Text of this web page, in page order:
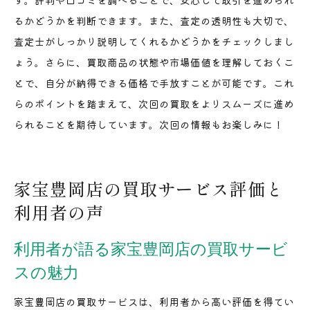
るかどうかを判断できます。また、査定の透明性も大切で、
査定士がしっかり説明してくれるかどうかをチェックしまし
ょう。さらに、買取商品の状態や市場価値を理解しておくこ
とで、自分が納得できる価格で手放すことが可能です。これ
らのポイントを踏まえて、次回の買取をよりスムーズに進め
られることを期待しています。次回の情報もお楽しみに！
家宝豊岡店の買取サービス評価と
利用者の声
利用者が語る家宝豊岡店の買取サービ
スの魅力
家宝豊岡店の買取サービスは、利用者から高い評価を得てい